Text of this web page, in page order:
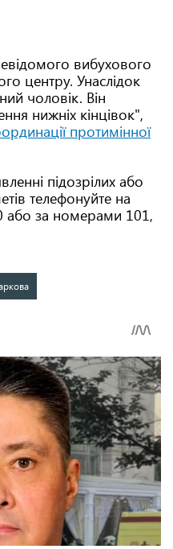
вибухового
центру. Унаслідок
чоловік. Він
нижніх кінцівок",
протимінної
підозрілих або
телефонуйте на
або за номерами 101,